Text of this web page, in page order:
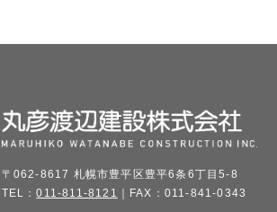
〒062-8617 札幌市豊平区豊平6条6丁目5-8
TEL：011-811-8121 ｜FAX：011-841-0343